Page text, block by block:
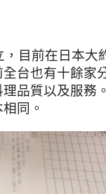
目前在日本大
台也有十餘家
品質以及服務
同。